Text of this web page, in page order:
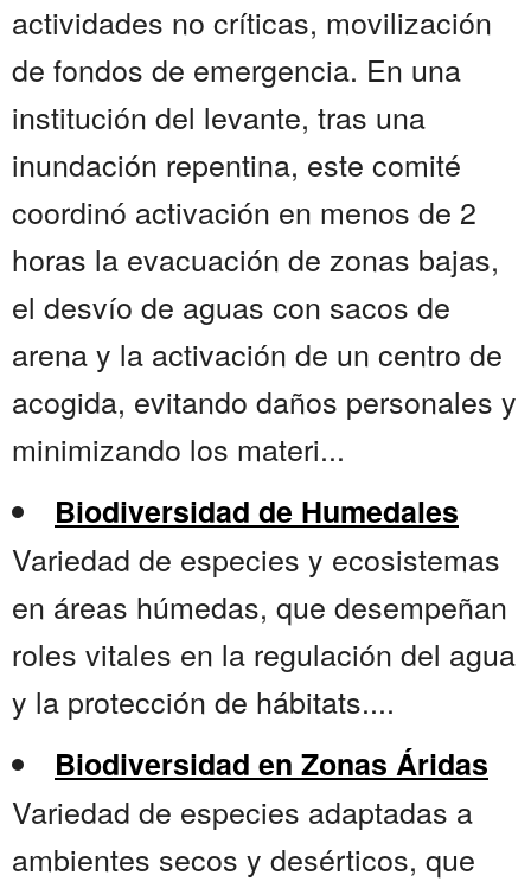
actividades no críticas, movilización
de fondos de emergencia. En una
institución del levante, tras una
inundación repentina, este comité
coordinó activación en menos de 2
horas la evacuación de zonas bajas,
el desvío de aguas con sacos de
arena y la activación de un centro de
acogida, evitando daños personales y
minimizando los materi...
Biodiversidad de Humedales
Variedad de especies y ecosistemas
en áreas húmedas, que desempeñan
roles vitales en la regulación del agua
y la protección de hábitats....
Biodiversidad en Zonas Áridas
Variedad de especies adaptadas a
ambientes secos y desérticos, que